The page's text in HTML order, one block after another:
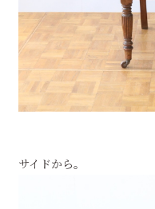
サイドから。